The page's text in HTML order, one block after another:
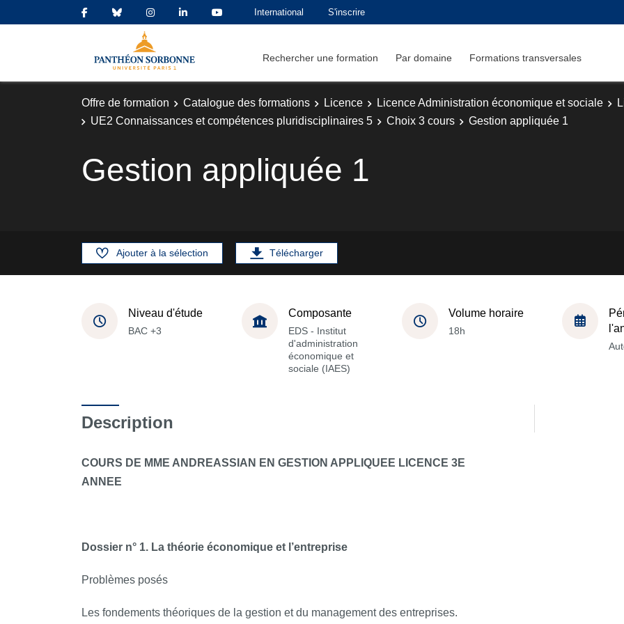
International S'inscrire
Rechercher une formation Par domaine Formations transversales
Offre de formation Catalogue des formations Licence Licence Administration économique et sociale
UE2 Connaissances et compétences pluridisciplinaires 5
Choix 3 cours Gestion appliquée 1
Gestion appliquée 1
Ajouter à la sélection Télécharger
Niveau d'étude
BAC +3
Composante
EDS - Institut
d'administration
économique et
sociale (IAES)
Volume horaire
18h
Description
COURS DE MME ANDREASSIAN EN GESTION APPLIQUEE LICENCE 3E
ANNEE
Dossier n° 1. La théorie économique et l’entreprise
Problèmes posés
Les fondements théoriques de la gestion et du management des entreprises.